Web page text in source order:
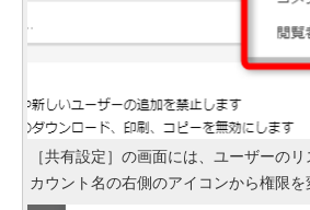
［共有設定］の画面には、ユーザーの
カウント名の右側のアイコンから権限を